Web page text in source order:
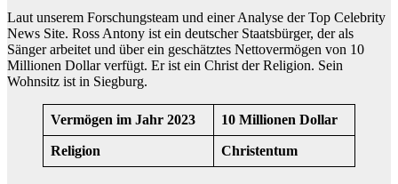
Laut unserem Forschungsteam und einer Analyse der Top Celebrity
News Site. Ross Antony ist ein deutscher Staatsbürger, der als
Sänger arbeitet und über ein geschätztes Nettovermögen von 10
Millionen Dollar verfügt. Er ist ein Christ der Religion. Sein
Wohnsitz ist in Siegburg.
Vermögen im Jahr 2023 10 Millionen Dollar
Religion Christentum